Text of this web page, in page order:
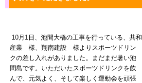
10月1日、池間大橋の工事を行っている、共和
産業 様、翔南建設 様よりスポーツドリン
クの差し入れがありました。まだまだ暑い池
間島です。いただいたスポーツドリンクを飲
んで、元気よく、そして楽しく運動会を頑張